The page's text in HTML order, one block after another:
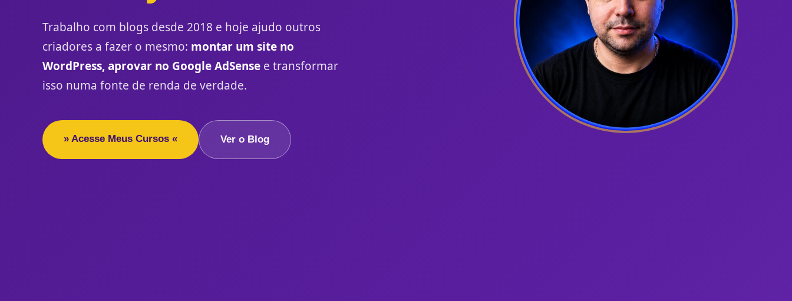
Trabalho com blogs desde 2018 e hoje ajudo outros
criadores a fazer o mesmo: montar um site no
WordPress, aprovar no Google AdSense e transformar
isso numa fonte de renda de verdade.
» Acesse Meus Cursos « Ver o Blog